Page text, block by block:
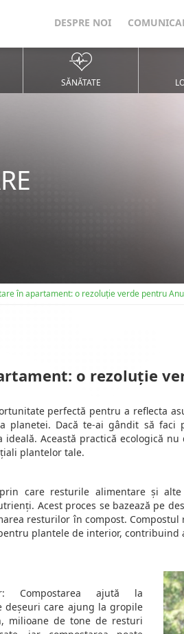
DESPRE NOI
SĂNĂTATE
în apartament: o rezoluție verde pentru
o rezoluție
perfectă pentru a reflecta
planetei. Dacă te-ai gândit să
Această practică ecologică
plantelor tale.
prin care resturile alimentare și
Acest proces se bazează pe
resturilor în compost.
plantele de interior, contribuind
Compostarea ajută la
deșeuri care ajung la gropile
milioane de tone de resturi